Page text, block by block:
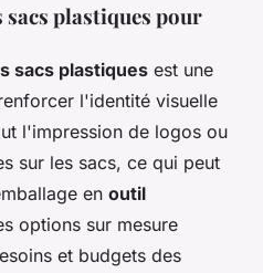
plastiques pour
sacs plastiques est une
l'identité visuelle
l'impression de logos ou
sur les sacs, ce qui peut
en outil
options sur mesure
et budgets des